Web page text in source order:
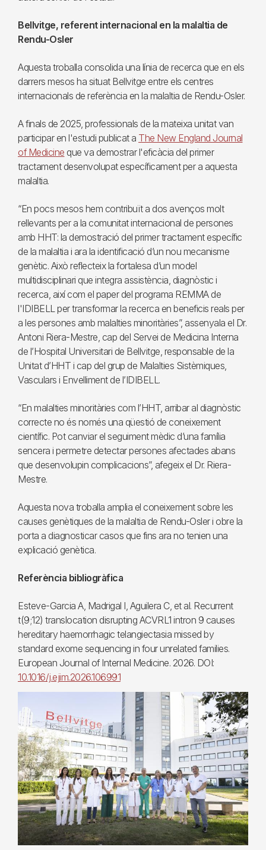
Bellvitge, referent internacional en la malaltia de
Rendu-Osler
Aquesta troballa consolida una línia de recerca que en els
darrers mesos ha situat Bellvitge entre els centres
internacionals de referència en la malaltia de Rendu-Osler.
A finals de 2025, professionals de la mateixa unitat van
participar en l'estudi publicat a The New England Journal
of Medicine que va demostrar l'eficàcia del primer
tractament desenvolupat específicament per a aquesta
malaltia.
“En pocs mesos hem contribuït a dos avenços molt
rellevants per a la comunitat internacional de persones
amb HHT: la demostració del primer tractament específic
de la malaltia i ara la identificació d’un nou mecanisme
genètic. Això reflecteix la fortalesa d’un model
multidisciplinari que integra assistència, diagnòstic i
recerca, així com el paper del programa REMMA de
l'IDIBELL per transformar la recerca en beneficis reals per
a les persones amb malalties minoritàries”, assenyala el Dr.
Antoni Riera-Mestre, cap del Servei de Medicina Interna
de l’Hospital Universitari de Bellvitge, responsable de la
Unitat d’HHT i cap del grup de Malalties Sistèmiques,
Vasculars i Envelliment de l’IDIBELL.
“En malalties minoritàries com l’HHT, arribar al diagnòstic
correcte no és només una qüestió de coneixement
científic. Pot canviar el seguiment mèdic d’una família
sencera i permetre detectar persones afectades abans
que desenvolupin complicacions”, afegeix el Dr. Riera-
Mestre.
Aquesta nova troballa amplia el coneixement sobre les
causes genètiques de la malaltia de Rendu-Osler i obre la
porta a diagnosticar casos que fins ara no tenien una
explicació genètica.
Referència bibliogràfica
Esteve-Garcia A, Madrigal I, Aguilera C, et al. Recurrent
t(9;12) translocation disrupting ACVRL1 intron 9 causes
hereditary haemorrhagic telangiectasia missed by
standard exome sequencing in four unrelated families.
European Journal of Internal Medicine. 2026. DOI:
10.1016/j.ejim.2026.106991